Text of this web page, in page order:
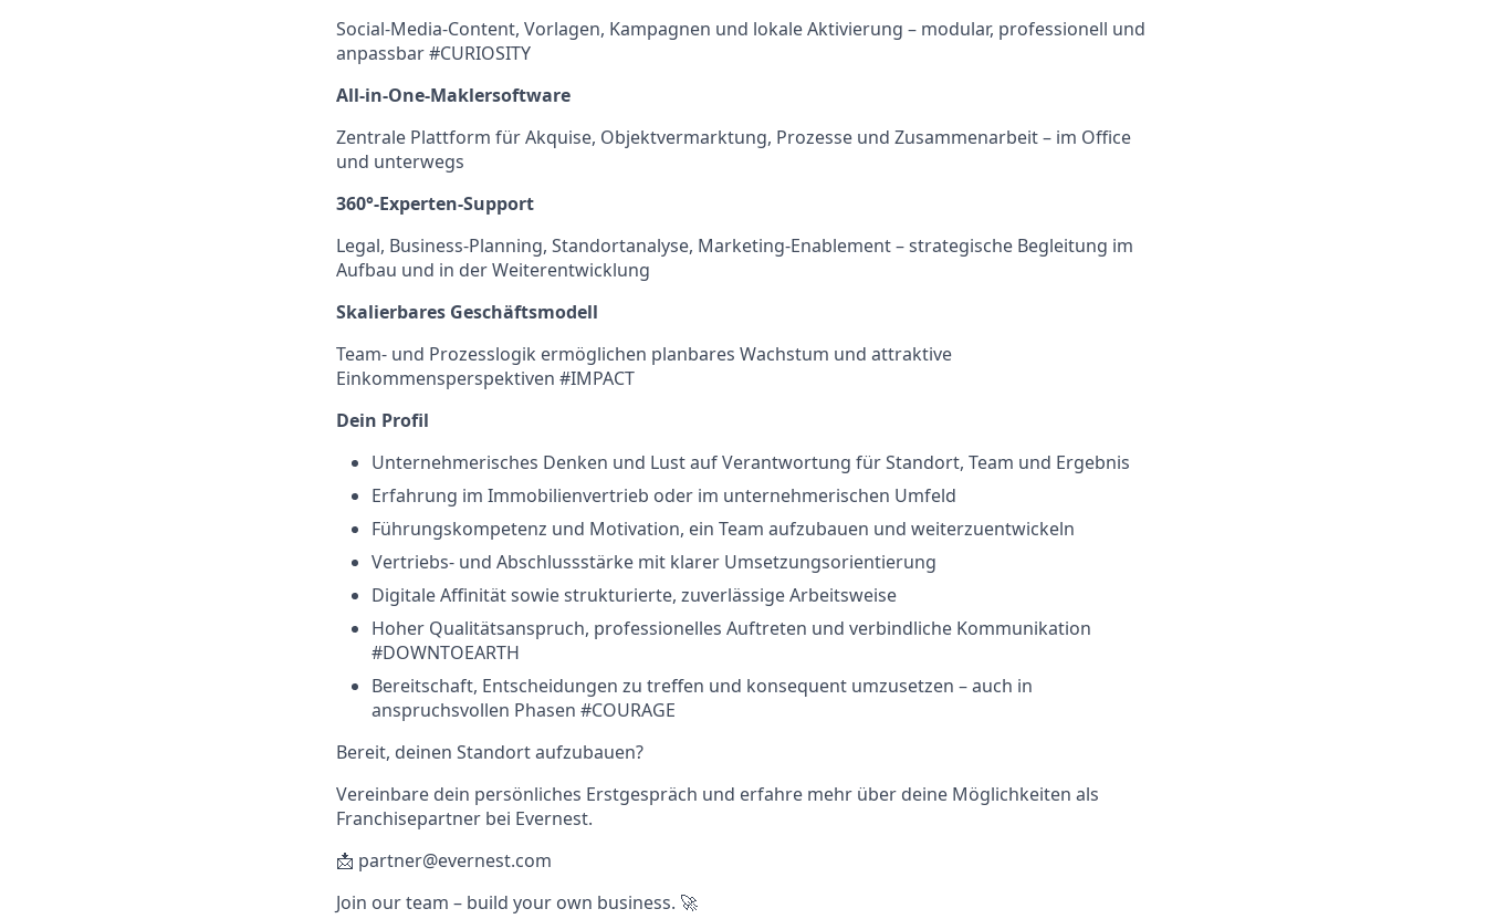
Social-Media-Content, Vorlagen, Kampagnen und lokale Aktivierung – modular, professionell und
anpassbar #CURIOSITY
All-in-One-Maklersoftware
Zentrale Plattform für Akquise, Objektvermarktung, Prozesse und Zusammenarbeit – im Office
und unterwegs
360°-Experten-Support
Legal, Business-Planning, Standortanalyse, Marketing-Enablement – strategische Begleitung im
Aufbau und in der Weiterentwicklung
Skalierbares Geschäftsmodell
Team- und Prozesslogik ermöglichen planbares Wachstum und attraktive
Einkommensperspektiven #IMPACT
Dein Profil
Unternehmerisches Denken und Lust auf Verantwortung für Standort, Team und Ergebnis
Erfahrung im Immobilienvertrieb oder im unternehmerischen Umfeld
Führungskompetenz und Motivation, ein Team aufzubauen und weiterzuentwickeln
Vertriebs- und Abschlussstärke mit klarer Umsetzungsorientierung
Digitale Affinität sowie strukturierte, zuverlässige Arbeitsweise
Hoher Qualitätsanspruch, professionelles Auftreten und verbindliche Kommunikation
#DOWNTOEARTH
Bereitschaft, Entscheidungen zu treffen und konsequent umzusetzen – auch in
anspruchsvollen Phasen #COURAGE
Bereit, deinen Standort aufzubauen?
Vereinbare dein persönliches Erstgespräch und erfahre mehr über deine Möglichkeiten als
Franchisepartner bei Evernest.
📩 partner@evernest.com
Join our team – build your own business. 🚀